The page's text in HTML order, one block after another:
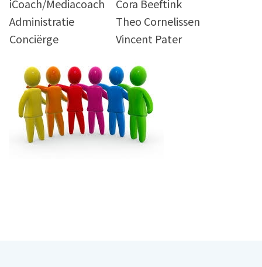
iCoach/Mediacoach
Cora Beeftink
Administratie
Theo Cornelissen
Conciërge
Vincent Pater